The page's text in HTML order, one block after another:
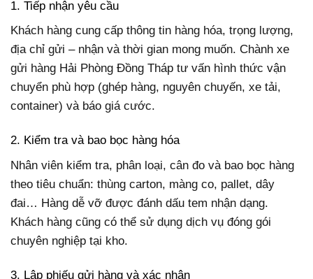
1. Tiếp nhận yêu cầu
Khách hàng cung cấp thông tin hàng hóa, trọng lượng,
địa chỉ gửi – nhận và thời gian mong muốn. Chành xe
gửi hàng Hải Phòng Đồng Tháp tư vấn hình thức vận
chuyển phù hợp (ghép hàng, nguyên chuyến, xe tải,
container) và báo giá cước.
2. Kiểm tra và bao bọc hàng hóa
Nhân viên kiểm tra, phân loại, cân đo và bao bọc hàng
theo tiêu chuẩn: thùng carton, màng co, pallet, dây
đai… Hàng dễ vỡ được đánh dấu tem nhận dạng.
Khách hàng cũng có thể sử dụng dịch vụ đóng gói
chuyên nghiệp tại kho.
3. Lập phiếu gửi hàng và xác nhận